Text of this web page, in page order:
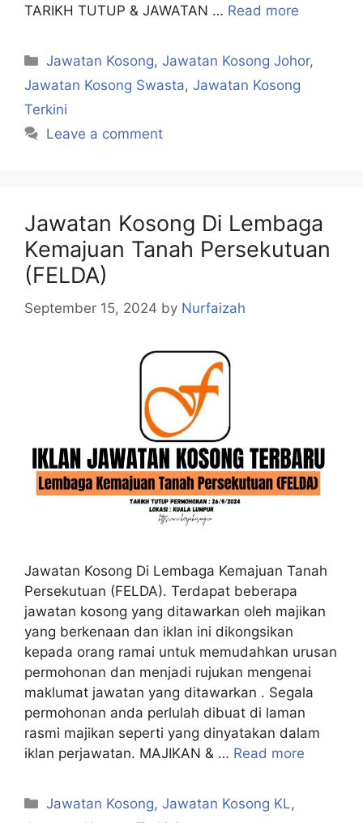
TARIKH TUTUP & JAWATAN … Read more
Categories
Jawatan Kosong,Jawatan Kosong Johor,
Jawatan Kosong Swasta, Jawatan Kosong
Terkini
Leave a comment
Jawatan Kosong Di Lembaga
Kemajuan Tanah Persekutuan
(FELDA)
September 15, 2024 by Nurfaizah
Jawatan Kosong Di Lembaga Kemajuan Tanah
Persekutuan (FELDA). Terdapat beberapa
jawatan kosong yang ditawarkan oleh majikan
yang berkenaan dan iklan ini dikongsikan
kepada orang ramai untuk memudahkan urusan
permohonan dan menjadi rujukan mengenai
maklumat jawatan yang ditawarkan . Segala
permohonan anda perlulah dibuat di laman
rasmi majikan seperti yang dinyatakan dalam
iklan perjawatan. MAJIKAN & … Read more
Categories
Jawatan Kosong,Jawatan Kosong KL,